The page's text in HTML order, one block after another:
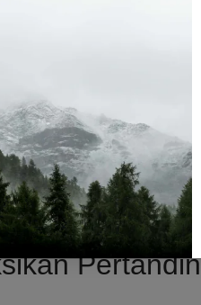
Timnas
Seleksi ketat ini
gengsi.
Spanyol terkenal sebagai
penting untuk